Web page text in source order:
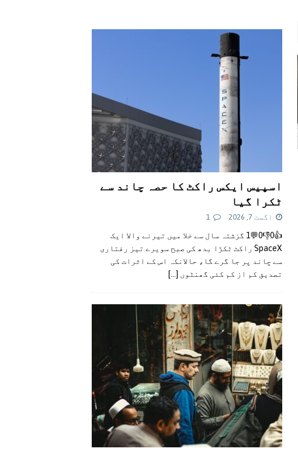
اسپیس ایکس راکٹ کا حصہ چاند سے
ٹکرا گیا
اگست 7, 2026 1
👍0👎0💬1 گزشتہ سال سے خلا میں تیرنے والا ایک
SpaceX راکٹ ٹکڑا بدھ کی صبح سویرے تیز رفتاری
سے چاند پر جا گرے گا، حالانکہ اس کے اثرات کی
تصدیق کم از کم کئی گھنٹوں [...]